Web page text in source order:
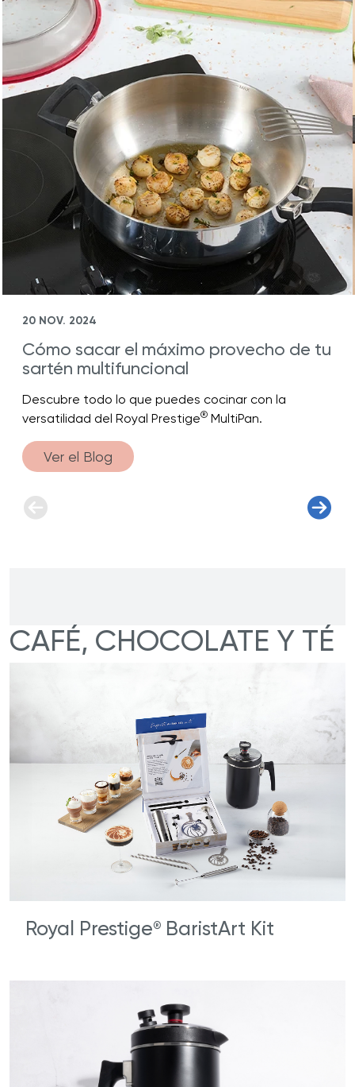
20 NOV. 2024
Cómo sacar el máximo provecho de tu
sartén multifuncional
Descubre todo lo que puedes cocinar con la
versatilidad del Royal Prestige® MultiPan.
Ver el Blog
CAFÉ, CHOCOLATE Y TÉ
Royal Prestige® BaristArt Kit